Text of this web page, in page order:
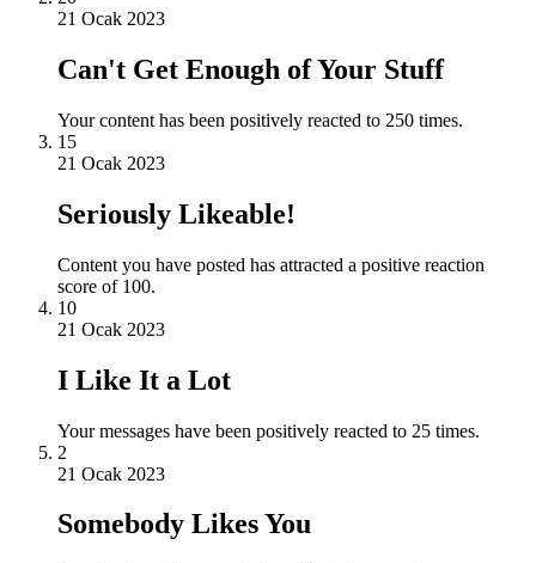
21 Ocak 2023
Can't Get Enough of Your Stuff
Your content has been positively reacted to 250 times.
15
21 Ocak 2023
Seriously Likeable!
Content you have posted has attracted a positive reaction
score of 100.
10
21 Ocak 2023
I Like It a Lot
Your messages have been positively reacted to 25 times.
2
21 Ocak 2023
Somebody Likes You